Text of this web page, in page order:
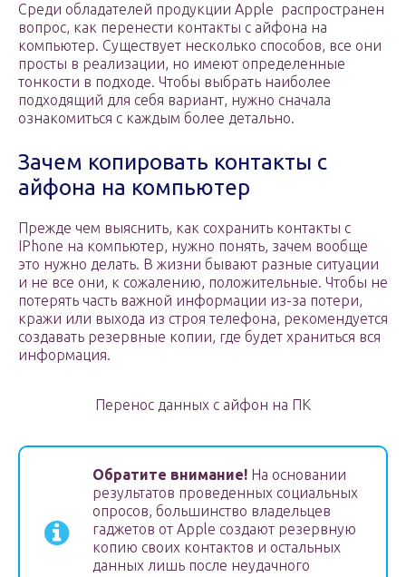
Среди обладателей продукции Apple распространен
вопрос, как перенести контакты с айфона на
компьютер. Существует несколько способов, все они
просты в реализации, но имеют определенные
тонкости в подходе. Чтобы выбрать наиболее
подходящий для себя вариант, нужно сначала
ознакомиться с каждым более детально.
Зачем копировать контакты с
айфона на компьютер
Прежде чем выяснить, как сохранить контакты с
IPhone на компьютер, нужно понять, зачем вообще
это нужно делать. В жизни бывают разные ситуации
и не все они, к сожалению, положительные. Чтобы не
потерять часть важной информации из-за потери,
кражи или выхода из строя телефона, рекомендуется
создавать резервные копии, где будет храниться вся
информация.
Перенос данных с айфон на ПК
Обратите внимание! На основании
результатов проведенных социальных
опросов, большинство владельцев
гаджетов от Apple создают резервную
копию своих контактов и остальных
данных лишь после неудачного